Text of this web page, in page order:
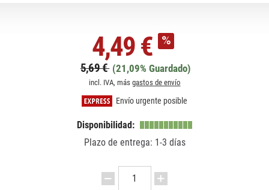
4,49 €
5,69 € (21,09% Guardado)
incl. IVA, más gastos de envío
Envío urgente posible
Disponibilidad:
Plazo de entrega: 1-3 días